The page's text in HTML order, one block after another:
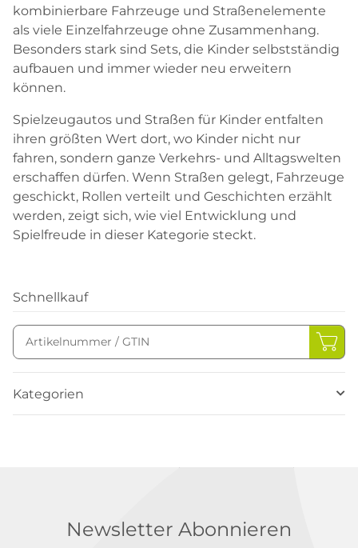
kombinierbare Fahrzeuge und Straßenelemente
als viele Einzelfahrzeuge ohne Zusammenhang.
Besonders stark sind Sets, die Kinder selbstständig
aufbauen und immer wieder neu erweitern
können.
Spielzeugautos und Straßen für Kinder entfalten
ihren größten Wert dort, wo Kinder nicht nur
fahren, sondern ganze Verkehrs- und Alltagswelten
erschaffen dürfen. Wenn Straßen gelegt, Fahrzeuge
geschickt, Rollen verteilt und Geschichten erzählt
werden, zeigt sich, wie viel Entwicklung und
Spielfreude in dieser Kategorie steckt.
Schnellkauf
Kategorien
Newsletter Abonnieren